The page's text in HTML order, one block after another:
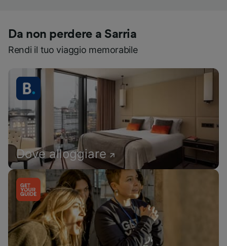
Da non perdere a Sarria
Rendi il tuo viaggio memorabile
Dove alloggiare